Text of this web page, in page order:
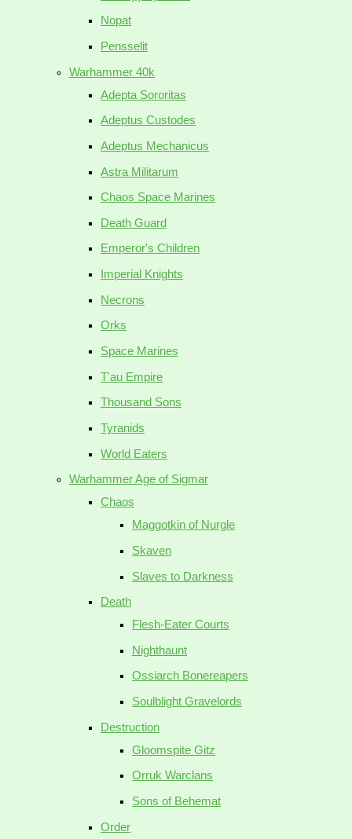
Nopat
Pensselit
Warhammer 40k
Adepta Sororitas
Adeptus Custodes
Adeptus Mechanicus
Astra Militarum
Chaos Space Marines
Death Guard
Emperor's Children
Imperial Knights
Necrons
Orks
Space Marines
T'au Empire
Thousand Sons
Tyranids
World Eaters
Warhammer Age of Sigmar
Chaos
Maggotkin of Nurgle
Skaven
Slaves to Darkness
Death
Flesh-Eater Courts
Nighthaunt
Ossiarch Bonereapers
Soulblight Gravelords
Destruction
Gloomspite Gitz
Orruk Warclans
Sons of Behemat
Order